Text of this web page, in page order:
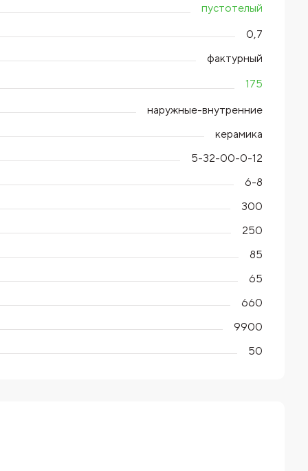
пустотелый
0,7
фактурный
175
наружные-внутренние
керамика
5-32-00-0-12
6-8
300
250
85
65
660
9900
50